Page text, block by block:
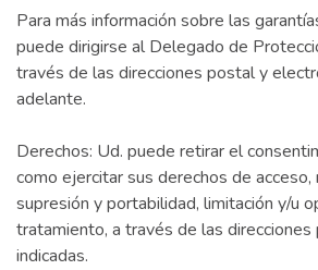
Para más información sobre las
puede dirigirse al Delegado de
través de las direcciones postal y
adelante.
Derechos: Ud. puede retirar el
como ejercitar sus derechos de acceso,
supresión y portabilidad, limitación y/u
tratamiento, a través de las
indicadas.